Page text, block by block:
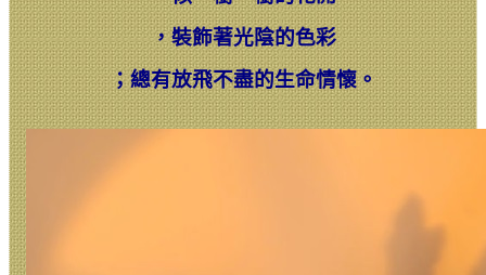
，裝飾著光陰的色彩
；總有放飛不盡的生命情懷。